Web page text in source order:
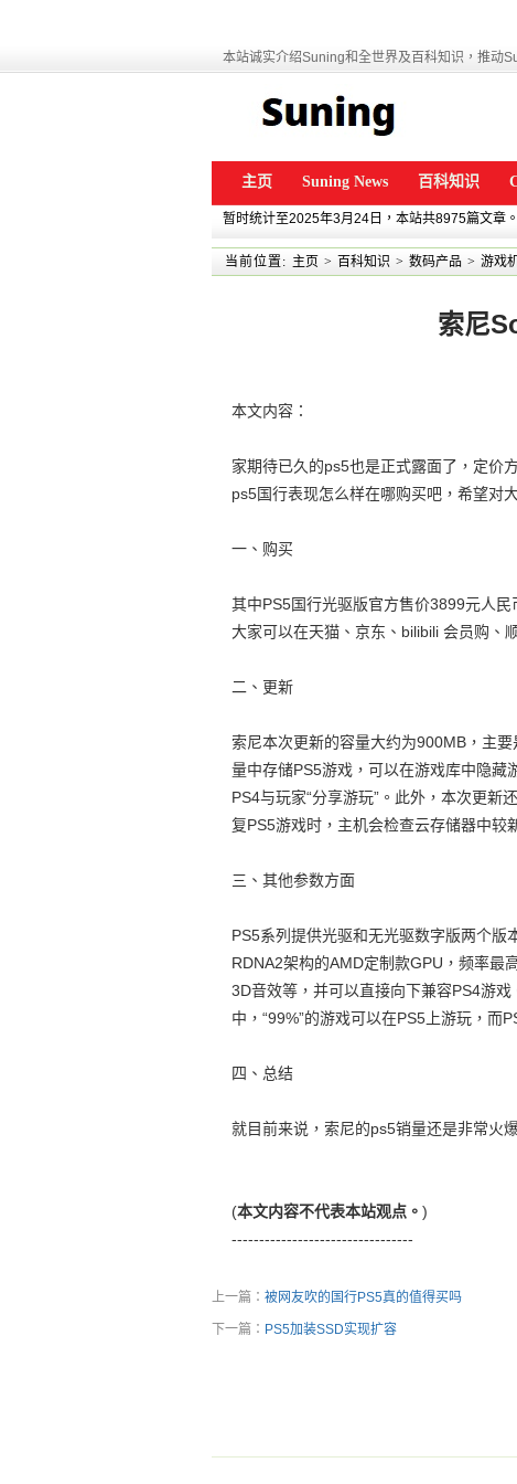
本站诚实介绍Suning和全世界及百科知识，推动
主页 Suning News 百科知识
暂时统计至2025年3月24日，本站共8975篇文章
当前位置: 主页 > 百科知识 > 数码产品 > 游戏
索尼
本文内容：
家期待已久的ps5也是正式露面了，定价
ps5国行表现怎么样在哪购买吧，希望对
一、购买
其中PS5国行光驱版官方售价3899元人
大家可以在天猫、京东、bilibili 会员购、
二、更新
索尼本次更新的容量大约为900MB，主
量中存储PS5游戏，可以在游戏库中隐藏
PS4与玩家“分享游玩”。此外，本次更新
复PS5游戏时，主机会检查云存储器中较
三、其他参数方面
PS5系列提供光驱和无光驱数字版两个
RDNA2架构的AMD定制款GPU，频率最
3D音效等，并可以直接向下兼容PS4游
中，“99%”的游戏可以在PS5上游玩，而
四、总结
就目前来说，索尼的ps5销量还是非常火
(本文内容不代表本站观点。 )
---------------------------------
上一篇： 被网友吹的国行PS5真的值得买吗
下一篇： PS5加装SSD实现扩容